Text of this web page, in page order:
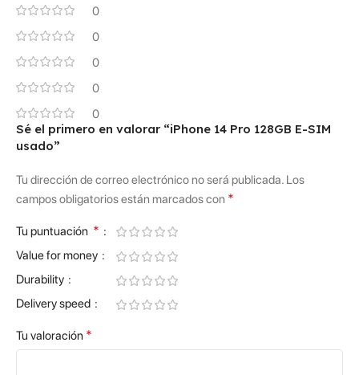
0
0
0
0
0
Sé el primero en valorar “iPhone 14 Pro 128GB E-SIM
usado”
Tu dirección de correo electrónico no será publicada. Los
campos obligatorios están marcados con *
Tu puntuación *
Value for money
Durability
Delivery speed
Tu valoración *